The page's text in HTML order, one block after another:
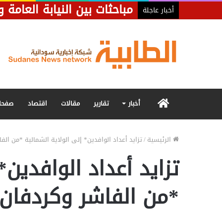
أخبار عاجلة مباحثات بين النيابة
الرئيسيةأخبار تقارير مقالات اقتصاد
الرئيسية/تزايد أعداد الوافدين* إلى الولاية الشمالية *من
تزايد أعداد
*من الفاشر